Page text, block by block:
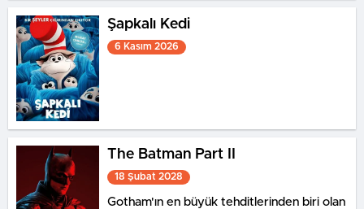
Şapkalı Kedi
6 Kasım 2026
The Batman Part II
18 Şubat 2028
Gotham'ın en büyük tehditlerinden biri olan